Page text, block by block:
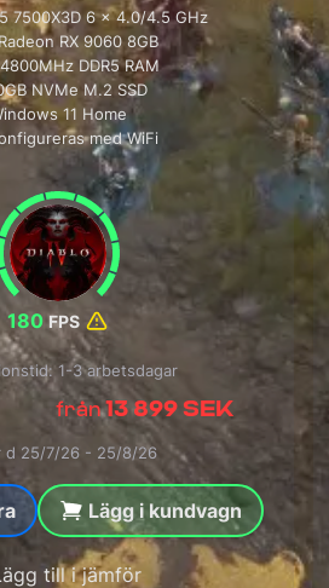
7500X3D 6 x 4.0/4.5 GHz
RX 9060 8GB
DDR5 RAM
NVMe M.2 SSD
11 Home
med WiFi
180 FPS
från13 899 SEK
1-3 arbetsdagar
d 25/7/26 - 25/8/26
Lägg i kundvagn
till i jämför